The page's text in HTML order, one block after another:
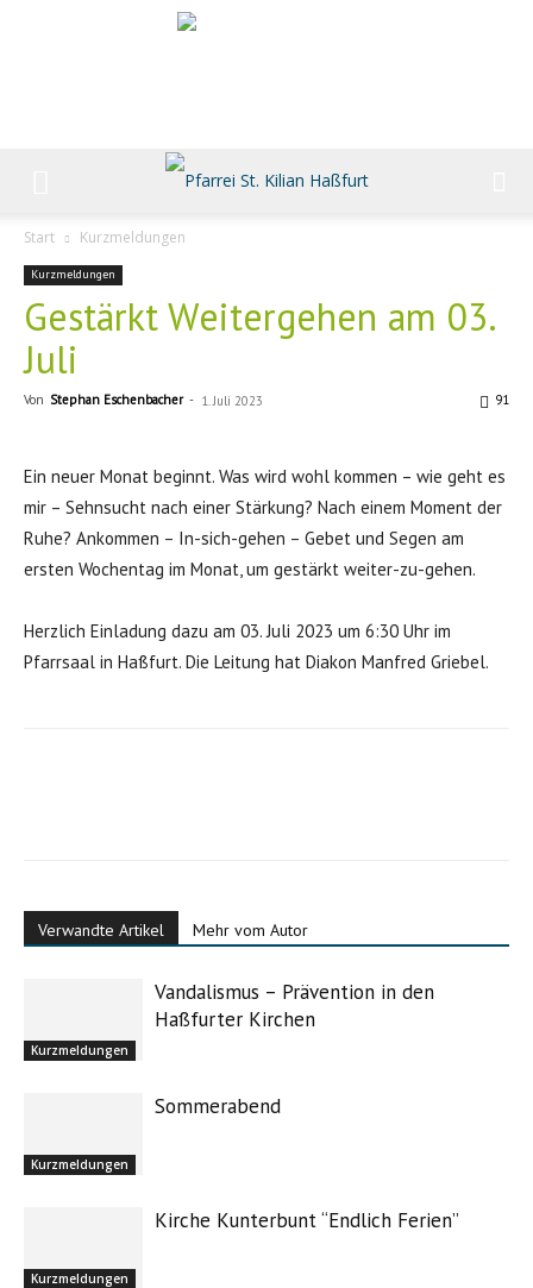
Start Kurzmeldungen
Kurzmeldungen
Gestärkt Weitergehen am 03.
Juli
Von Stephan Eschenbacher - 1. Juli 2023 91
Ein neuer Monat beginnt. Was wird wohl kommen – wie geht es
mir – Sehnsucht nach einer Stärkung? Nach einem Moment der
Ruhe? Ankommen – In-sich-gehen – Gebet und Segen am
ersten Wochentag im Monat, um gestärkt weiter-zu-gehen.
Herzlich Einladung dazu am 03. Juli 2023 um 6:30 Uhr im
Pfarrsaal in Haßfurt. Die Leitung hat Diakon Manfred Griebel.
Verwandte Artikel Mehr vom Autor
Kurzmeldungen
Vandalismus – Prävention in den
Haßfurter Kirchen
Kurzmeldungen
Sommerabend
Kurzmeldungen
Kirche Kunterbunt “Endlich Ferien”